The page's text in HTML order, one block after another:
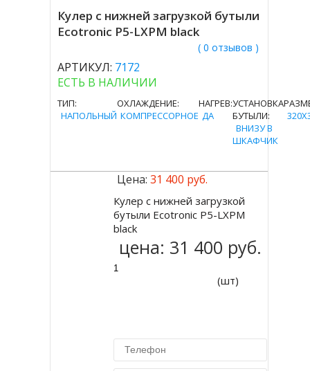
Кулер с нижней загрузкой бутыли
Ecotronic P5-LXPM black
( 0 отзывов )
АРТИКУЛ: 7172
ЕСТЬ В НАЛИЧИИ
ТИП:
НАПОЛЬНЫЙ
ОХЛАЖДЕНИЕ:
КОМПРЕССОРНОЕ
НАГРЕВ:
ДА
УСТАНОВКА
БУТЫЛИ:
ВНИЗУ В
ШКАФЧИК
Цена:31 400 руб.
Кулер с нижней загрузкой
бутыли Ecotronic P5-LXPM
black
цена: 31 400 руб.
(шт)